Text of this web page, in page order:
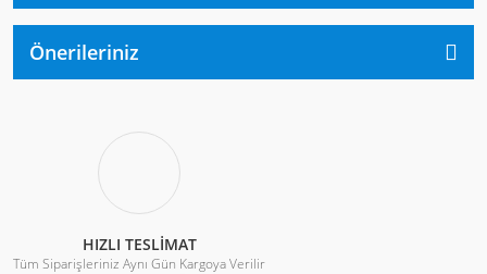
Önerileriniz
HIZLI TESLİMAT
Tüm Siparişleriniz Aynı Gün Kargoya Verilir